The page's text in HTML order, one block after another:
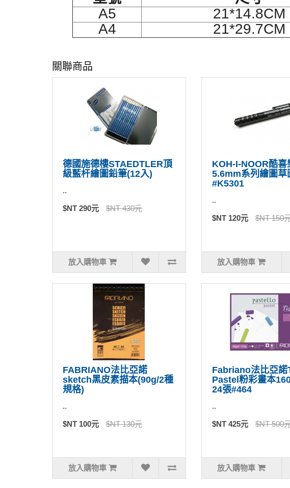
A5
21*14.8CM
A4
21*29.7CM
關聯商品
德國施德樓STAEDTLER頂
級藍杆繪圖鉛筆(12入)
..
$NT 290元 $NT 430元
放入購物車
KOH-I-NOOR酷喜
5.6mm系列繪圖草
#K5301
..
$NT 120元 $NT 150
放入購物車
FABRIANO法比亞諾
sketch黑皮素描本(90g/2種
規格)
..
$NT 100元 $NT 130元
放入購物車
Fabriano法比亞
Pastel粉彩畫本
24張#464
..
$NT 425元 $NT 500
放入購物車